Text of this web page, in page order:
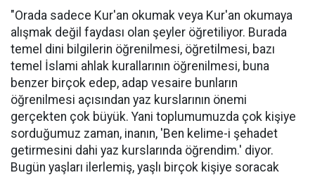
"Orada sadece Kur'an okumak veya Kur'an okumaya
alışmak değil faydası olan şeyler öğretiliyor. Burada
temel dini bilgilerin öğrenilmesi, öğretilmesi, bazı
temel İslami ahlak kurallarının öğrenilmesi, buna
benzer birçok edep, adap vesaire bunların
öğrenilmesi açısından yaz kurslarının önemi
gerçekten çok büyük. Yani toplumumuzda çok kişiye
sorduğumuz zaman, inanın, 'Ben kelime-i şehadet
getirmesini dahi yaz kurslarında öğrendim.' diyor.
Bugün yaşları ilerlemiş, yaşlı birçok kişiye soracak